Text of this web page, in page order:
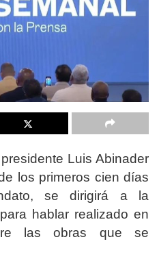
Luis Abinader
los primeros cien días
se dirigirá a la
hablar realizado en
las obras que se